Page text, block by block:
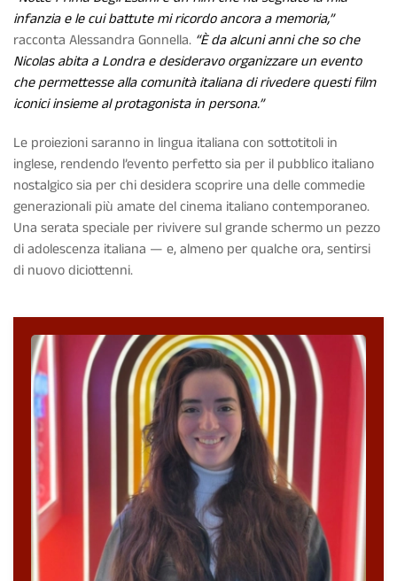
infanzia e le cui battute mi ricordo ancora a memoria,”
racconta Alessandra Gonnella. “È da alcuni anni che so che
Nicolas abita a Londra e desideravo organizzare un evento
che permettesse alla comunità italiana di rivedere questi film
iconici insieme al protagonista in persona.”
Le proiezioni saranno in lingua italiana con sottotitoli in
inglese, rendendo l’evento perfetto sia per il pubblico italiano
nostalgico sia per chi desidera scoprire una delle commedie
generazionali più amate del cinema italiano contemporaneo.
Una serata speciale per rivivere sul grande schermo un pezzo
di adolescenza italiana — e, almeno per qualche ora, sentirsi
di nuovo diciottenni.